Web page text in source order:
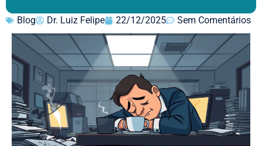
Blog Dr. Luiz Felipe 22/12/2025 Sem Comentários